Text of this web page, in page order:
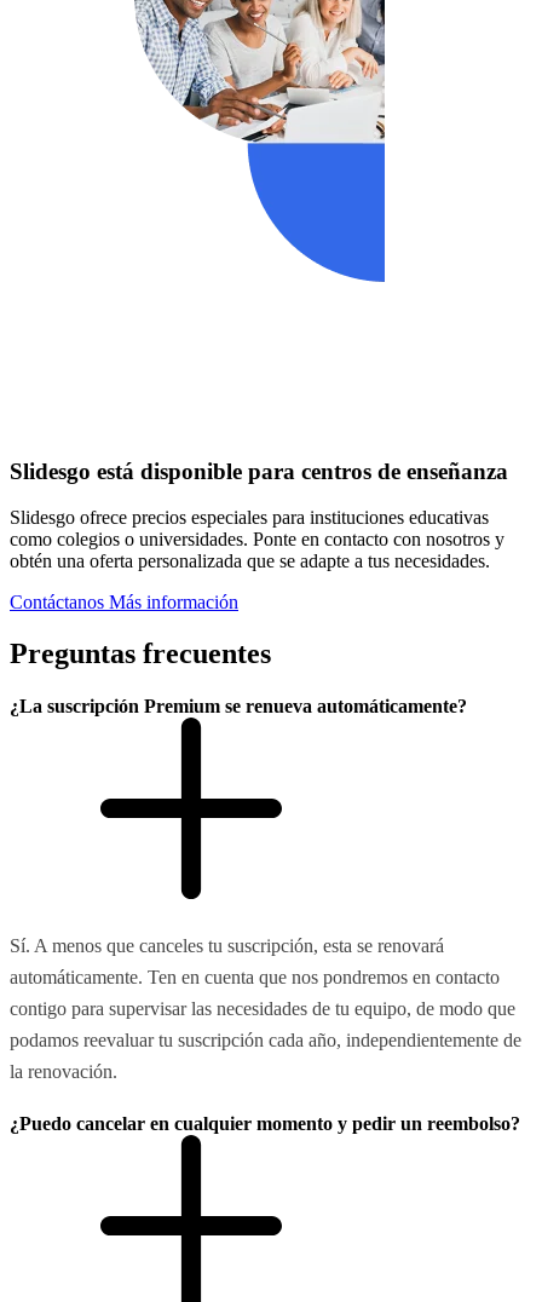
Slidesgo está disponible para centros de enseñanza
Slidesgo ofrece precios especiales para instituciones educativas
como colegios o universidades. Ponte en contacto con nosotros y
obtén una oferta personalizada que se adapte a tus necesidades.
Contáctanos Más información
Preguntas frecuentes
¿La suscripción Premium se renueva automáticamente?
Sí. A menos que canceles tu suscripción, esta se renovará
automáticamente. Ten en cuenta que nos pondremos en contacto
contigo para supervisar las necesidades de tu equipo, de modo que
podamos reevaluar tu suscripción cada año, independientemente de
la renovación.
¿Puedo cancelar en cualquier momento y pedir un reembolso?